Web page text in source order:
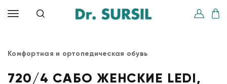
Комфортная и ортопедическая обувь
720/4 САБО ЖЕНСКИЕ LEDI,